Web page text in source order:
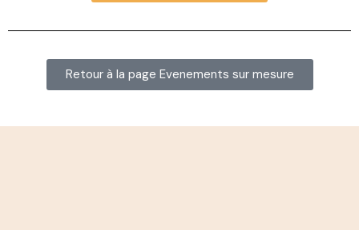
Retour à la page Evenements sur mesure